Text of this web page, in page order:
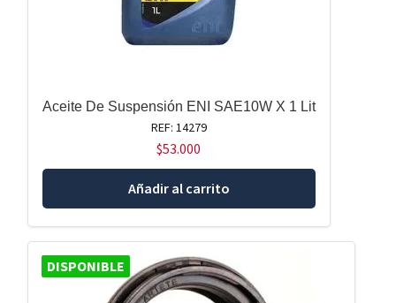
Aceite De Suspensión ENI SAE10W X 1 Lit
REF: 14279
$53.000
Añadir al carrito
DISPONIBLE